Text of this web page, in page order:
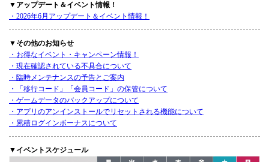
▼アップデート＆イベント情報！
・2026年6月アップデート＆イベント情報！
▼その他のお知らせ
・お得なイベント・キャンペーン情報！
・現在確認されている不具合について
・臨時メンテナンスの予告とご案内
・「移行コード」「会員コード」の保管について
・ゲームデータのバックアップについて
・アプリのアンインストールでリセットされる機能について
・累積ログインボーナスについて
▼イベントスケジュール